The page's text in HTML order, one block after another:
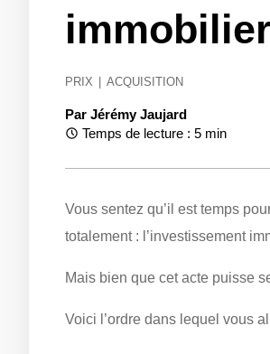
immobilier
PRIX ACQUISITION
Par Jérémy Jaujard
Temps de lecture : 5 min
Vous sentez qu’il est temps
totalement : l’investissement
Mais bien que cet acte puisse
Voici l’ordre dans lequel vous